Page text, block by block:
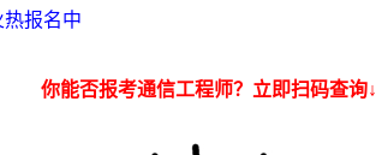
报名中
你能否报考通信工程师？立即扫码查询↓